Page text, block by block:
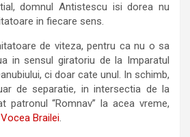
domnul Antistescu isi dorea nu
in fiecare sens.
de viteza, pentru ca nu o sa
in sensul giratoriu de la Imparatul
ci doar cate unul. In schimb,
de separatie, in intersectia de la
patronul “Romnav” la acea vreme,
Brailei.